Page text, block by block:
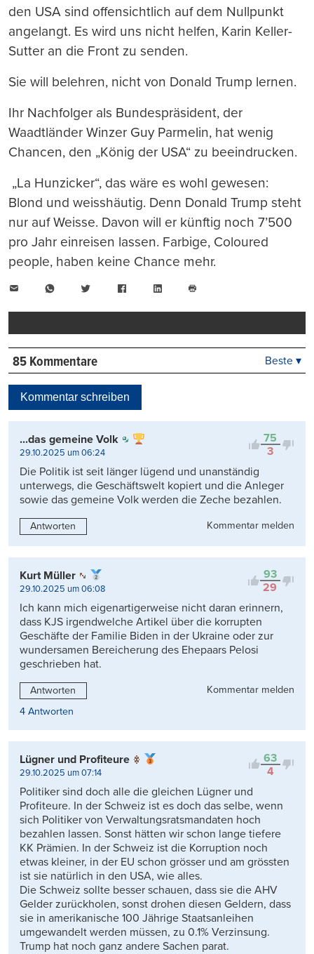
den USA sind offensichtlich auf dem Nullpunkt
angelangt. Es wird uns nicht helfen, Karin Keller-
Sutter an die Front zu senden.
Sie will belehren, nicht von Donald Trump lernen.
Ihr Nachfolger als Bundespräsident, der
Waadtländer Winzer Guy Parmelin, hat wenig
Chancen, den „König der USA“ zu beeindrucken.
„La Hunzicker“, das wäre es wohl gewesen:
Blond und weisshäutig. Denn Donald Trump steht
nur auf Weisse. Davon will er künftig noch 7’500
pro Jahr einreisen lassen. Farbige, Coloured
people, haben keine Chance mehr.
WhatsAppTwitter FacebookLinkedIn
drucken
85 Kommentare
Kontrovers
Beste ▾
Kommentar schreiben
75
3
...das gemeine Volk
29.10.2025 um 06:24
Die Politik ist seit länger lügend und unanständig
unterwegs, die Geschäftswelt kopiert und die Anleger
sowie das gemeine Volk werden die Zeche bezahlen.
Antworten Kommentar melden
93
29
Kurt Müller
29.10.2025 um 06:08
Ich kann mich eigenartigerweise nicht daran erinnern,
dass KJS irgendwelche Artikel über die korrupten
Geschäfte der Familie Biden in der Ukraine oder zur
wundersamen Bereicherung des Ehepaars Pelosi
geschrieben hat.
Antworten
Kommentar melden
4 Antworten
63
4
Lügner und Profiteure
29.10.2025 um 07:14
Politiker sind doch alle die gleichen Lügner und
Profiteure. In der Schweiz ist es doch das selbe, wenn
sich Politiker von Verwaltungsratsmandaten hoch
bezahlen lassen. Sonst hätten wir schon lange tiefere
KK Prämien. In der Schweiz ist die Korruption noch
etwas kleiner, in der EU schon grösser und am grössten
ist sie natürlich in den USA, wie alles.
Die Schweiz sollte besser schauen, dass sie die AHV
Gelder zurückholen, sonst drohen diesen Geldern, dass
sie in amerikanische 100 Jährige Staatsanleihen
umgewandelt werden müssen, zu 0.1% Verzinsung.
Trump hat noch ganz andere Sachen parat.